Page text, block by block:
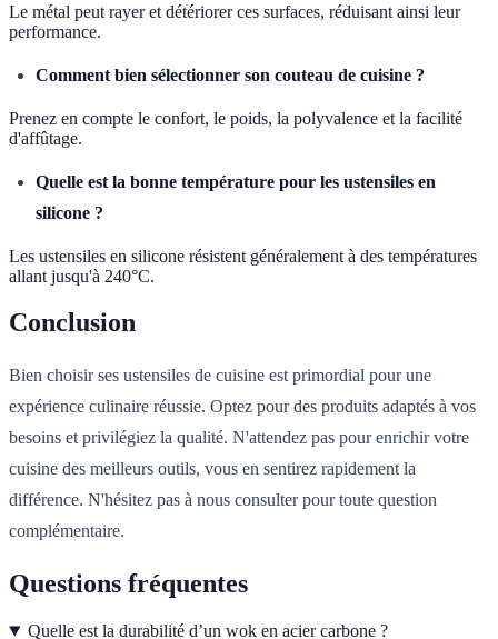
Le métal peut rayer et détériorer ces surfaces, réduisant ainsi leur
performance.
Comment bien sélectionner son couteau de cuisine ?
Prenez en compte le confort, le poids, la polyvalence et la facilité
d'affûtage.
Quelle est la bonne température pour les ustensiles en
silicone ?
Les ustensiles en silicone résistent généralement à des températures
allant jusqu'à 240°C.
Conclusion
Bien choisir ses ustensiles de cuisine est primordial pour une
expérience culinaire réussie. Optez pour des produits adaptés à vos
besoins et privilégiez la qualité. N'attendez pas pour enrichir votre
cuisine des meilleurs outils, vous en sentirez rapidement la
différence. N'hésitez pas à nous consulter pour toute question
complémentaire.
Questions fréquentes
Quelle est la durabilité d’un wok en acier carbone ?